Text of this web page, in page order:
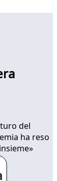
del
ha reso